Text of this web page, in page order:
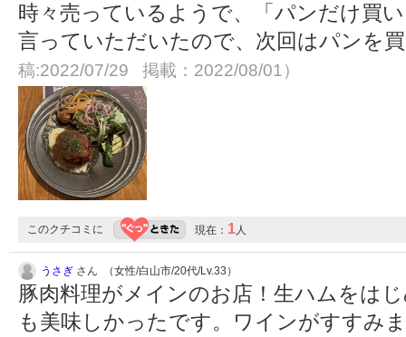
時々売っているようで、「パンだけ買
言っていただいたので、次回はパンを
稿:2022/07/29 掲載：2022/08/01）
このクチコミに 現在： 1人
うさぎ さん （女性/白山市/20代/Lv.33）
豚肉料理がメインのお店！生ハムをは
も美味しかったです。ワインがすすみ